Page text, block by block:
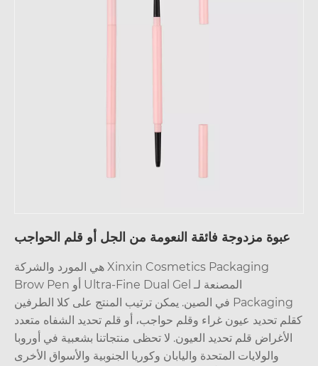
عبوة مزدوجة فائقة النعومة من الجل أو قلم الحواجب
Xinxin Cosmetics Packaging هي المورد والشركة
المصنعة لـ Ultra-Fine Dual Gel أو Brow Pen
Packaging في الصين. يمكن ترتيب المنتج على كلا الطرفين
تحديد عيون غراء وقلم حواجب، أو قلم تحديد الشفاه متعدد
الأغراض قلم تحديد العيون. لا تحظى منتجاتنا بشعبية في أوروبا
والولايات المتحدة واليابان وكوريا الجنوبية والأسواق الأخرى